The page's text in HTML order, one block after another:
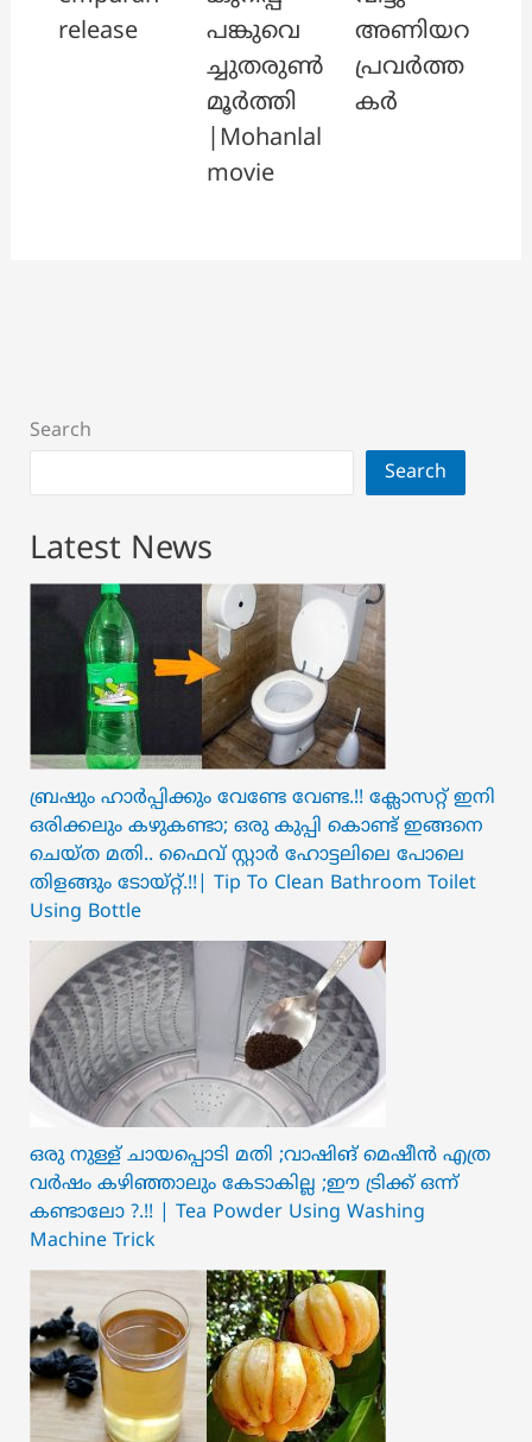
release
പങ്കുവെ
ച്ചുതരുൺ
മൂർത്തി
|Mohanlal
movie
അണിയറ
പ്രവർത്ത
കർ
Search
Search
Latest News
ബ്രഷും ഹാർപ്പിക്കും വേണ്ടേ വേണ്ട.!! ക്ലോസറ്റ് ഇനി
ഒരിക്കലും കഴുകണ്ടാ; ഒരു കുപ്പി കൊണ്ട് ഇങ്ങനെ
ചെയ്ത മതി.. ഫൈവ് സ്റ്റാർ ഹോട്ടലിലെ പോലെ
തിളങ്ങും ടോയ്റ്റ്.!!| Tip To Clean Bathroom Toilet
Using Bottle
ഒരു നുള്ള് ചായപ്പൊടി മതി ;വാഷിങ് മെഷീൻ എത്ര
വർഷം കഴിഞ്ഞാലും കേടാകില്ല ;ഈ ട്രിക്ക് ഒന്ന്
കണ്ടാലോ ?.!! | Tea Powder Using Washing
Machine Trick